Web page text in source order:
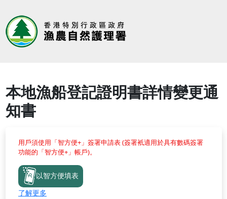
本地漁船登記證明書詳情變更通
知書
用戶須使用「智方便+」簽署申請表 (簽署衹適用於具有數碼簽署
功能的「智方便+」帳戶)。
以智方便填表
了解更多